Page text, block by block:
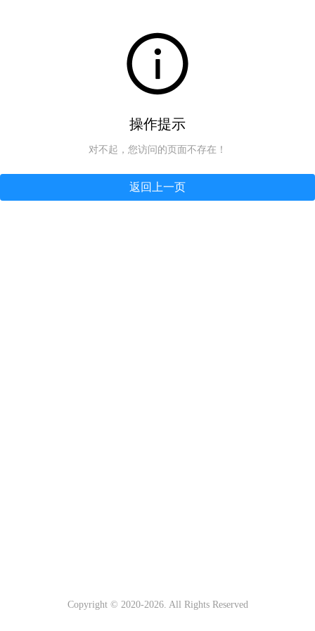
操作提示
对不起，您访问的页面不存在！
返回上一页
Copyright © 2020-2026. All Rights Reserved